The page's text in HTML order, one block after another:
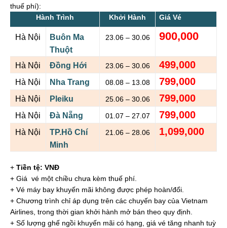
thuế phí):
Hành Trình
Khởi Hành Giá Vé
Hà Nội
Buôn Ma
Thuột
23.06 – 30.06 900,000
Hà Nội Đồng Hới 23.06 – 30.06 499,000
Hà Nội Nha Trang 08.08 – 13.08 799,000
Hà Nội Pleiku 25.06 – 30.06 799,000
Hà Nội Đà Nẵng 01.07 – 27.07 799,000
Hà Nội
TP.Hồ Chí
Minh
21.06 – 28.06 1,099,000
+ Tiền tệ: VNĐ
+ Giá vé một chiều chưa kèm thuế phí.
+ Vé máy bay khuyến mãi không được phép hoàn/đổi.
+ Chương trình chỉ áp dụng trên các chuyến bay của Vietnam
Airlines, trong thời gian khởi hành mở bán theo quy định.
+ Số lượng ghế ngồi khuyến mãi có hạng, giá vé tăng nhanh tuỳ